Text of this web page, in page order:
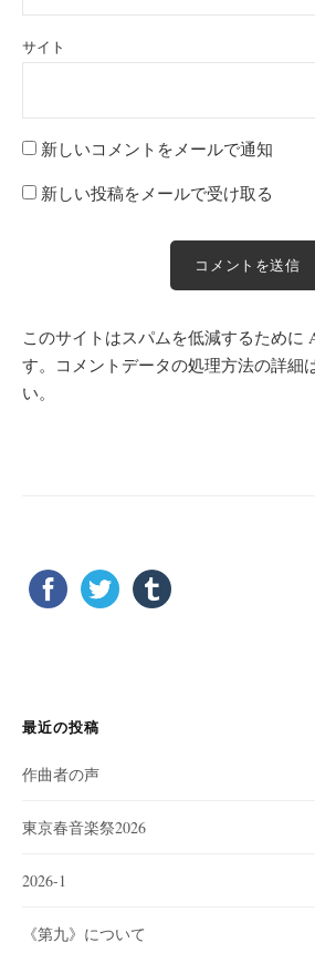
サイト
新しいコメントをメールで通知
新しい投稿をメールで受け取る
このサイトはスパムを低減するために
す。 コメントデータの処理方法の詳細
い。
最近の投稿
作曲者の声
東京春音楽祭2026
2026-1
《第九》について